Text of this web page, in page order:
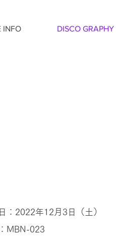
INFO DISCO GRAPHY
：2022年12月3日（土）
MBN-023